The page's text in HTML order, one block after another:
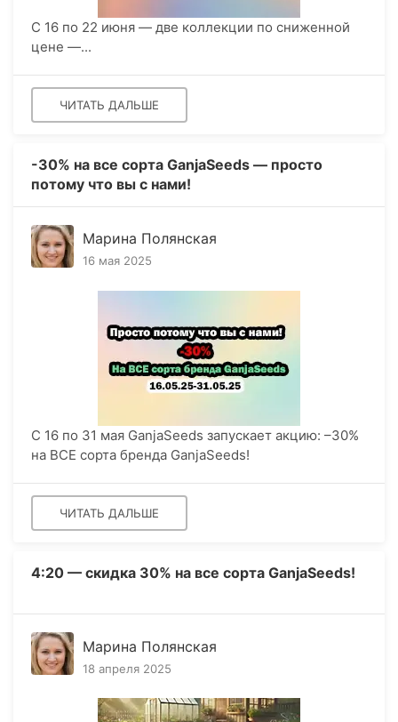
С 16 по 22 июня — две коллекции по сниженной
цене —...
ЧИТАТЬ ДАЛЬШЕ
-30% на все сорта GanjaSeeds — просто
потому что вы с нами!
Марина Полянская
16 мая 2025
С 16 по 31 мая GanjaSeeds запускает акцию: –30%
на ВСЕ сорта бренда GanjaSeeds!
ЧИТАТЬ ДАЛЬШЕ
4:20 — скидка 30% на все сорта GanjaSeeds!
Марина Полянская
18 апреля 2025